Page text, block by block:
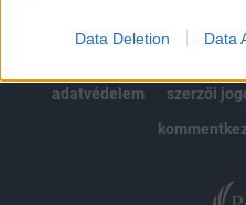
Data Deletion Data
adatvédelem
szerzői